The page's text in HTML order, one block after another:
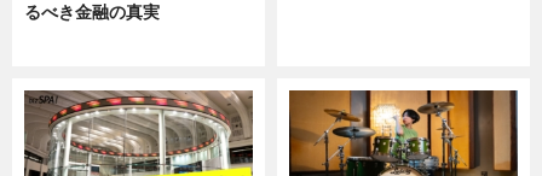
るべき金融の真実